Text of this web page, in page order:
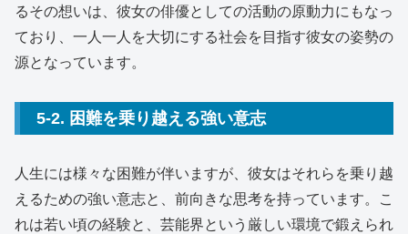
るその想いは、彼女の俳優としての活動の原動力にもなっ
ており、一人一人を大切にする社会を目指す彼女の姿勢の
源となっています。
5-2. 困難を乗り越える強い意志
人生には様々な困難が伴いますが、彼女はそれらを乗り越
えるための強い意志と、前向きな思考を持っています。こ
れは若い頃の経験と、芸能界という厳しい環境で鍛えられ